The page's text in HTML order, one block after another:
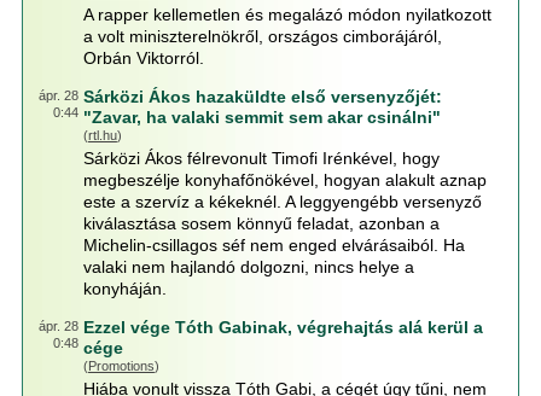
A rapper kellemetlen és megalázó módon nyilatkozott
a volt miniszterelnökről, országos cimborájáról,
Orbán Viktorról.
ápr. 28
0:44
Sárközi Ákos hazaküldte első versenyzőjét:
"Zavar, ha valaki semmit sem akar csinálni"
(rtl.hu)
Sárközi Ákos félrevonult Timofi Irénkével, hogy
megbeszélje konyhafőnökével, hogyan alakult aznap
este a szervíz a kékeknél. A leggyengébb versenyző
kiválasztása sosem könnyű feladat, azonban a
Michelin-csillagos séf nem enged elvárásaiból. Ha
valaki nem hajlandó dolgozni, nincs helye a
konyháján.
ápr. 28
0:48
Ezzel vége Tóth Gabinak, végrehajtás alá kerül a
cége
(Promotions)
Hiába vonult vissza Tóth Gabi, a cégét úgy tűni, nem